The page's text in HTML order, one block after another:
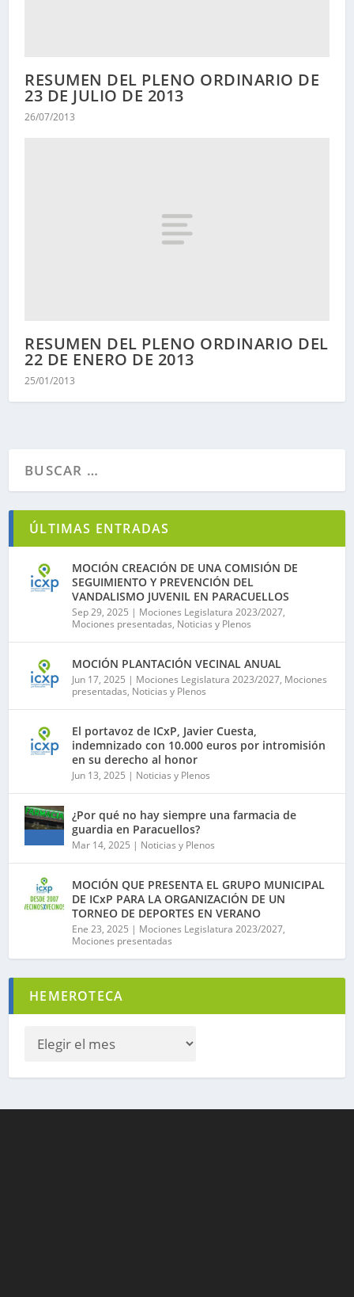
RESUMEN DEL PLENO ORDINARIO DE
23 DE JULIO DE 2013
26/07/2013
RESUMEN DEL PLENO ORDINARIO DEL
22 DE ENERO DE 2013
25/01/2013
ÚLTIMAS ENTRADAS
MOCIÓN CREACIÓN DE UNA COMISIÓN DE
SEGUIMIENTO Y PREVENCIÓN DEL
VANDALISMO JUVENIL EN PARACUELLOS
Sep 29, 2025 | Mociones Legislatura 2023/2027,
Mociones presentadas, Noticias y Plenos
MOCIÓN PLANTACIÓN VECINAL ANUAL
Jun 17, 2025 | Mociones Legislatura 2023/2027, Mociones
presentadas, Noticias y Plenos
El portavoz de ICxP, Javier Cuesta,
indemnizado con 10.000 euros por intromisión
en su derecho al honor
Jun 13, 2025 | Noticias y Plenos
¿Por qué no hay siempre una farmacia de
guardia en Paracuellos?
Mar 14, 2025 | Noticias y Plenos
MOCIÓN QUE PRESENTA EL GRUPO MUNICIPAL
DE ICxP PARA LA ORGANIZACIÓN DE UN
TORNEO DE DEPORTES EN VERANO
Ene 23, 2025 | Mociones Legislatura 2023/2027,
Mociones presentadas
HEMEROTECA